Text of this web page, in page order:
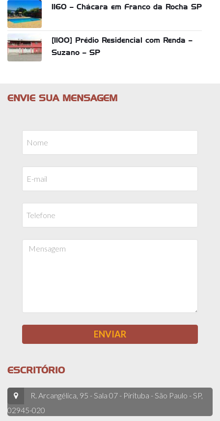
1160 – Chácara em Franco da Rocha SP
[1100] Prédio Residencial com Renda –
Suzano – SP
ENVIE SUA MENSAGEM
ESCRITÓRIO
R. Arcangélica, 95 - Sala 07 - Pirituba - São Paulo - SP,
02945-020